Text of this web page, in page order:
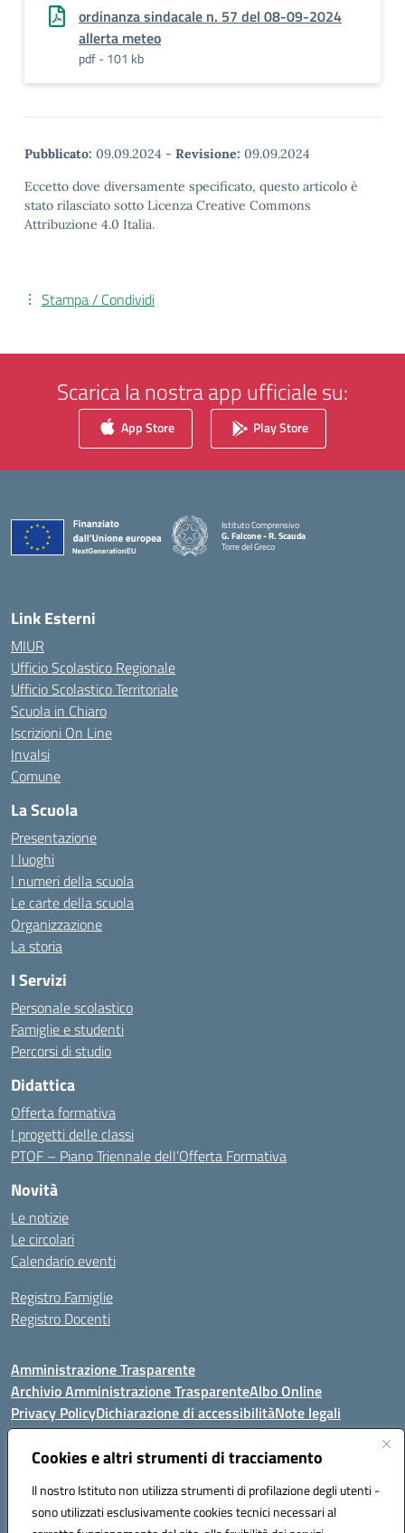
Cookies e altri strumenti di tracciamento
Il nostro Istituto non utilizza strumenti di profilazione degli utenti -
sono utilizzati esclusivamente cookies tecnici necessari al
ordinanza sindacale n. 57 del 08-09-2024
allerta meteo
pdf - 101 kb
Pubblicato: 09.09.2024 - Revisione: 09.09.2024
Eccetto dove diversamente specificato, questo articolo è
stato rilasciato sotto Licenza Creative Commons
Attribuzione 4.0 Italia.
Stampa / Condividi
Scarica la nostra app ufficiale su:
App Store Play Store
Istituto Comprensivo
G. Falcone - R. Scauda
Torre del Greco
Link Esterni
MIUR
Ufficio Scolastico Regionale
Ufficio Scolastico Territoriale
Scuola in Chiaro
Iscrizioni On Line
Invalsi
Comune
La Scuola
Presentazione
I luoghi
I numeri della scuola
Le carte della scuola
Organizzazione
La storia
I Servizi
Personale scolastico
Famiglie e studenti
Percorsi di studio
Didattica
Offerta formativa
I progetti delle classi
PTOF – Piano Triennale dell’Offerta Formativa
Novità
Le notizie
Le circolari
Calendario eventi
Registro Famiglie
Registro Docenti
Amministrazione Trasparente
Archivio Amministrazione TrasparenteAlbo Online
Privacy PolicyDichiarazione di accessibilitàNote legali
Istituto Comprensivo Statale
Via Cupa Campanariello, 5 - 80059, Torre del Greco (NA)